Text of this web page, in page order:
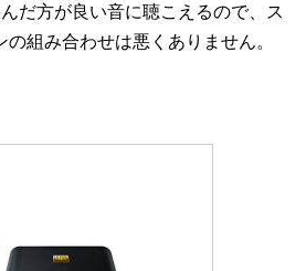
だ方が良い音に聴こえるので、ス
組み合わせは悪くありません。